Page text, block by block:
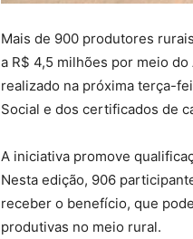
Mais de 900 produtores
a R$ 4,5 milhões por meio do
realizado na próxima terça-
Social e dos certificados de
A iniciativa promove
Nesta edição, 906
receber o benefício, que
produtivas no meio rural.